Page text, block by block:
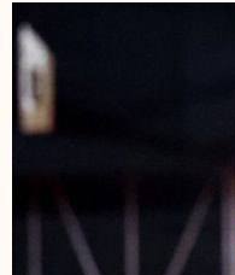
Théâtre de verdure lors
du 40ème Festival de
Ramatuelle. Le 1er
août 2024 © Cyril
Bruneau / Festival de